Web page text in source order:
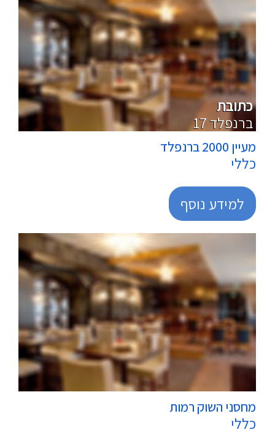
מרכולים
כתובת
17 ברנפלד
מעיין 2000 ברנפלד
כללי
למידע נוסף
מרכולים
מחסני השוק רמות
כללי